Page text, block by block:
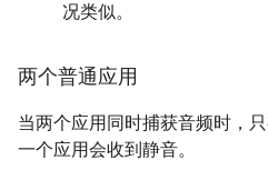
况类似。
两个普通应用
当两个应用同时捕获音频时，
一个应用会收到静音。